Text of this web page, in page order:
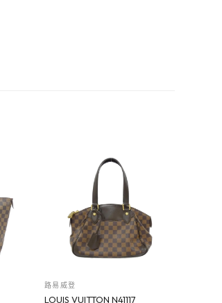
路易威登
LOUIS VUITTON N41117